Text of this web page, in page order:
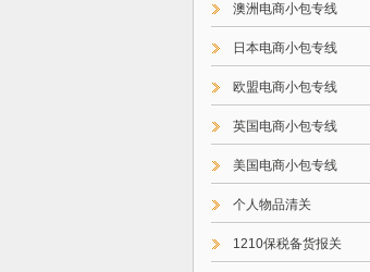
澳洲电商小包专线
日本电商小包专线
欧盟电商小包专线
英国电商小包专线
美国电商小包专线
个人物品清关
1210保税备货报关